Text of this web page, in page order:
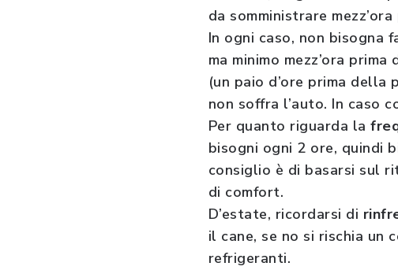
da somministrare
In ogni caso, non bisogna
ma minimo mezz’ora
(un paio d’ore prima
non soffra l’auto. In caso
Per quanto riguarda la
bisogni ogni 2 ore, quindi
consiglio è di basarsi sul
di comfort.
D’estate, ricordarsi di
il cane, se no si rischia un
refrigeranti.